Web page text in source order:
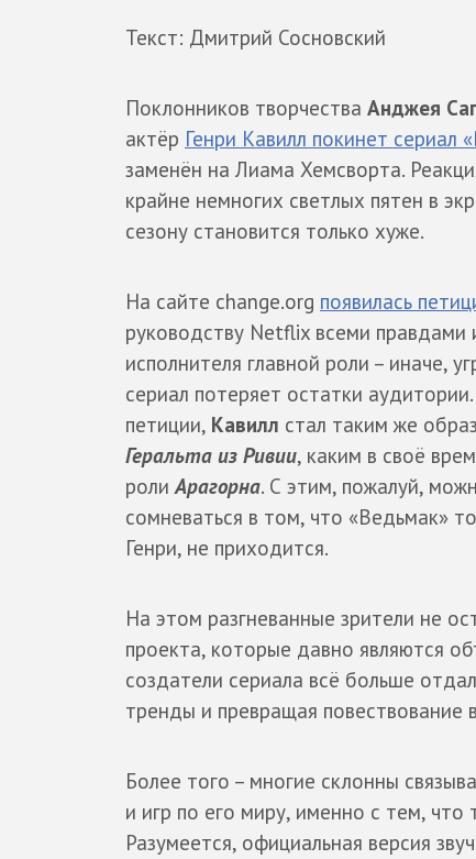
Текст: Дмитрий Сосновский
Поклонников творчества Анджея
актёр Генри Кавилл покинет сериал
заменён на Лиама Хемсворта.
крайне немногих светлых пятен в
сезону становится только хуже.
На сайте change.org появилась
руководству Netflix всеми
исполнителя главной роли – иначе,
сериал потеряет остатки
петиции, Кавилл стал таким же
Геральта из Ривии, каким в своё
ролиАрагорна. С этим, пожалуй,
сомневаться в том, что «Ведьмак»
Генри, не приходится.
На этом разгневанные зрители не
проекта, которые давно являются
создатели сериала всё больше
тренды и превращая
Более того – многие склонны
и игр по его миру, именно с тем, что
Разумеется, официальная версия